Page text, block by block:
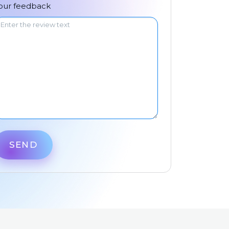
中文
feedback
SEND